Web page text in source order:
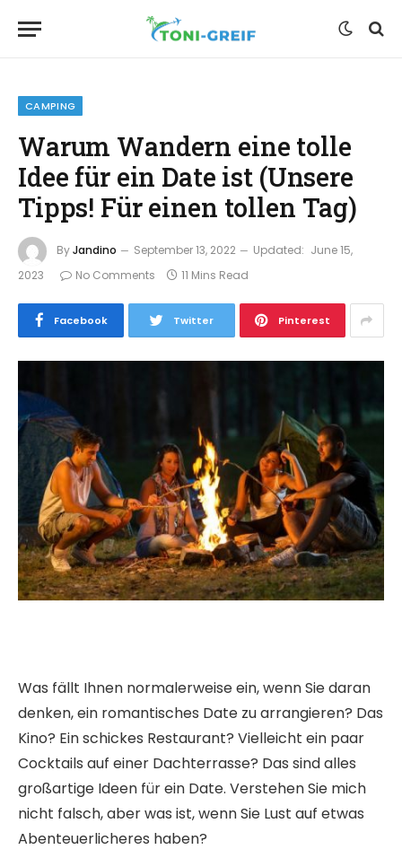
CAMPING
Warum Wandern eine tolle
Idee für ein Date ist (Unsere
Tipps! Für einen tollen Tag)
ByJandino September 13, 2022 Updated: June 15,
2023
No Comments 11 Mins Read
Facebook Twitter Pinterest
Was fällt Ihnen normalerweise ein, wenn Sie daran
denken, ein romantisches Date zu arrangieren? Das
Kino? Ein schickes Restaurant? Vielleicht ein paar
Cocktails auf einer Dachterrasse? Das sind alles
großartige Ideen für ein Date. Verstehen Sie mich
nicht falsch, aber was ist, wenn Sie Lust auf etwas
Abenteuerlicheres haben?